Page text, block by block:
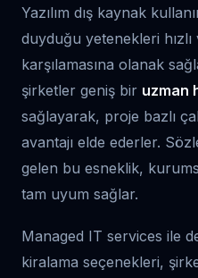
Yazılım dış kaynak
duyduğu yetenekleri
karşılamasına olanak
şirketler geniş bir uzman
sağlayarak, proje bazlı
avantajı elde ederler.
gelen bu esneklik,
tam uyum sağlar.
Managed IT services ile
kiralama seçenekleri,